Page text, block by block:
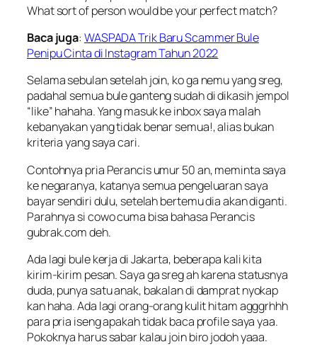
What sort of person would be your perfect match?
Baca juga: WASPADA Trik Baru Scammer Bule
Penipu Cinta di Instagram Tahun 2022
Selama sebulan setelah join, ko ga nemu yang sreg,
padahal semua bule ganteng sudah di dikasih jempol
“like”hahaha. Yang masuk ke inbox saya malah
kebanyakan yang tidak benar semua!, alias bukan
kriteria yang saya cari.
Contohnya pria Perancis umur 50 an, meminta saya
ke negaranya, katanya semua pengeluaran saya
bayar sendiri dulu, setelah bertemu dia akan diganti.
Parahnya si cowo cuma bisa bahasa Perancis
gubrak.comdeh.
Ada lagi bule kerja di Jakarta, beberapa kali kita
kirim-kirim pesan. Sayaga sreg ahkarena statusnya
duda, punya satu anak, bakalan di damprat nyokap
kan haha. Ada lagi orang-orang kulit hitam agggrhhh
para pria iseng apakah tidak baca profile saya yaa.
Pokoknya harus sabar kalau join biro jodoh yaaa.